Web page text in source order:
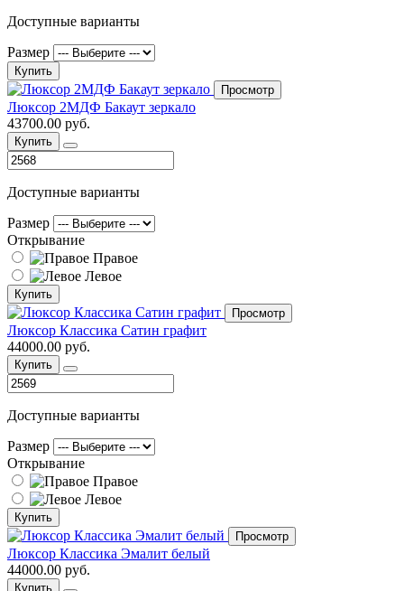
Доступные варианты
Размер
Купить
Просмотр
Люксор 2МДФ Бакаут зеркало
43700.00 руб.
Купить
Доступные варианты
Размер
Открывание
Правое
Левое
Купить
Просмотр
Люксор Классика Сатин графит
44000.00 руб.
Купить
Доступные варианты
Размер
Открывание
Правое
Левое
Купить
Просмотр
Люксор Классика Эмалит белый
44000.00 руб.
Купить